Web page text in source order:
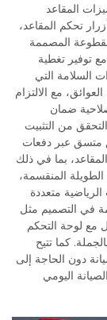
المقاعد
تحكم المقاعد،
المصممة
توفير تغطية
السلامة التي
مع الالتزام
ضمان
من التثبيت
متسق عبر دفعات
بما في ذلك
الطويلة المنقسمة،
متعددة
في التصميم مثل
مع لوحة التحكم
كما تتيح
دون الحاجة إلى
اليومي